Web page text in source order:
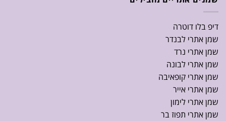
דיפ בלו דוטרה
שמן אתרי לבנדר
שמן אתרי נרד
שמן אתרי לבונה
שמן אתרי קופאיבה
שמן אתרי אייר
שמן אתרי לימון
שמן אתרי תפוז בר